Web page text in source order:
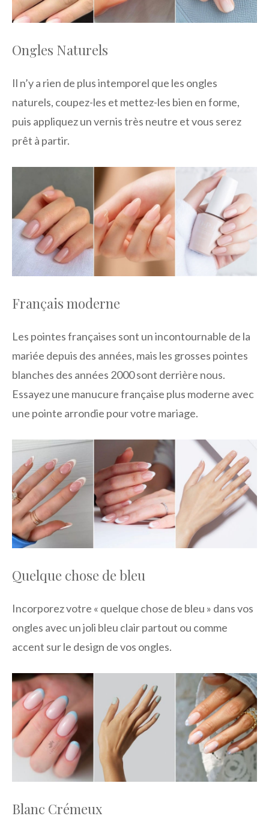
Ongles Naturels
Il n’y a rien de plus intemporel que les ongles
naturels, coupez-les et mettez-les bien en forme,
puis appliquez un vernis très neutre et vous serez
prêt à partir.
Français moderne
Les pointes françaises sont un incontournable de la
mariée depuis des années, mais les grosses pointes
blanches des années 2000 sont derrière nous.
Essayez une manucure française plus moderne avec
une pointe arrondie pour votre mariage.
Quelque chose de bleu
Incorporez votre « quelque chose de bleu » dans vos
ongles avec un joli bleu clair partout ou comme
accent sur le design de vos ongles.
Blanc Crémeux